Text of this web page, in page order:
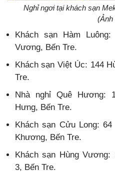
Nghỉ ngơi tại khách sạn
(Ảnh
Khách sạn Hàm
Vương, Bến Tre.
Khách sạn Việt Úc: 144
Tre.
Nhà nghỉ Quê Hương:
Hưng, Bến Tre.
Khách sạn Cửu Long:
Khương, Bến Tre.
Khách sạn Hùng
3, Bến Tre.